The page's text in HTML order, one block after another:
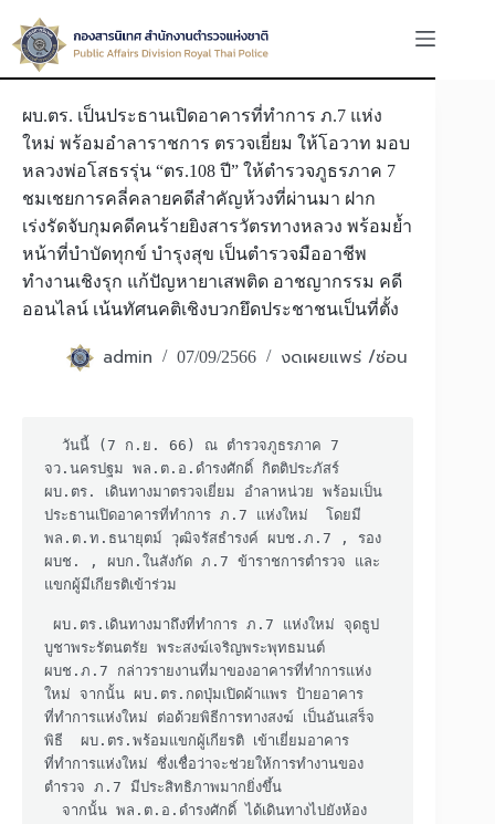
to
content
ผบ.ตร. เป็นประธานเปิดอาคารที่ทำการ ภ.7 แห่ง
ใหม่ พร้อมอำลาราชการ ตรวจเยี่ยม ให้โอวาท มอบ
หลวงพ่อโสธรรุ่น “ตร.108 ปี” ให้ตำรวจภูธรภาค 7
ชมเชยการคลี่คลายคดีสำคัญห้วงที่ผ่านมา ฝาก
เร่งรัดจับกุมคดีคนร้ายยิงสารวัตรทางหลวง พร้อมย้ำ
หน้าที่บำบัดทุกข์ บำรุงสุข เป็นตำรวจมืออาชีพ
ทำงานเชิงรุก แก้ปัญหายาเสพติด อาชญากรรม คดี
ออนไลน์ เน้นทัศนคติเชิงบวกยึดประชาชนเป็นที่ตั้ง
admin 07/09/2566 งดเผยแพร่ /ซ่อน
จว.นครปฐม พล.ต.อ.ดำรงศักดิ์ กิตติประภัสร์
ผบ.ตร. เดินทางมาตรวจเยี่ยม อำลาหน่วย พร้อมเป็น
ประธานเปิดอาคารที่ทำการ ภ.7 แห่งใหม่  โดยมี
พล.ต.ท.ธนายุตม์ วุฒิจรัสธำรงค์ ผบช.ภ.7 , รอง
ผบช. , ผบก.ในสังกัด ภ.7 ข้าราชการตำรวจ และ
แขกผู้มีเกียรติเข้าร่วม
บูชาพระรัตนตรัย พระสงฆ์เจริญพระพุทธมนต์
ผบช.ภ.7 กล่าวรายงานที่มาของอาคารที่ทำการแห่ง
ใหม่ จากนั้น ผบ.ตร.กดปุ่มเปิดผ้าแพร ป้ายอาคาร
ที่ทำการแห่งใหม่ ต่อด้วยพิธีการทางสงฆ์ เป็นอันเสร็จ
พิธี  ผบ.ตร.พร้อมแขกผู้เกียรติ เข้าเยี่ยมอาคาร
ที่ทำการแห่งใหม่ ซึ่งเชื่อว่าจะช่วยให้การทำงานของ
ตำรวจ ภ.7 มีประสิทธิภาพมากยิ่งขึ้น